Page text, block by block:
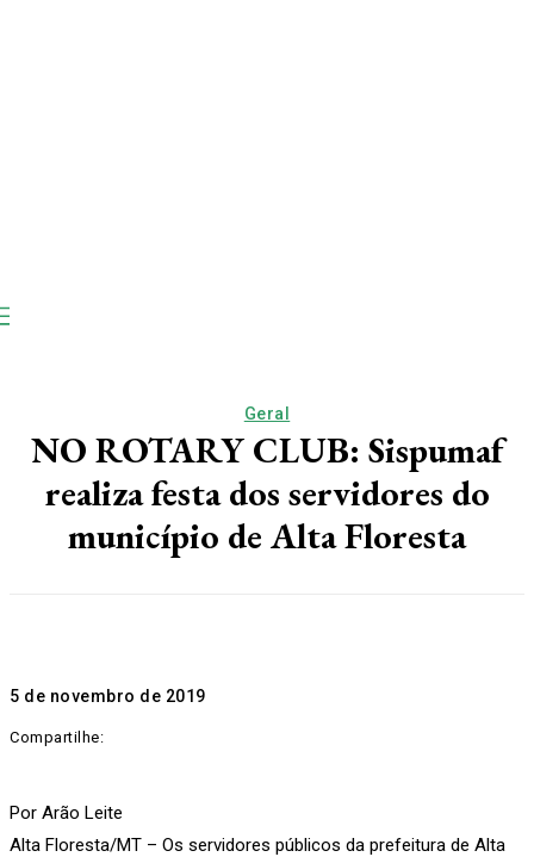
Geral
NO ROTARY CLUB: Sispumaf
realiza festa dos servidores do
município de Alta Floresta
5 de novembro de 2019
Compartilhe:
Por Arão Leite
Alta Floresta/MT – Os servidores públicos da prefeitura de Alta